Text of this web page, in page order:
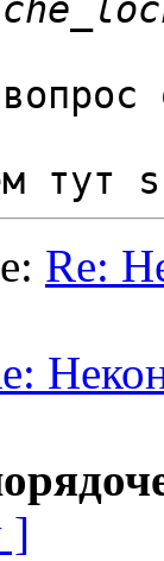
Re:
]